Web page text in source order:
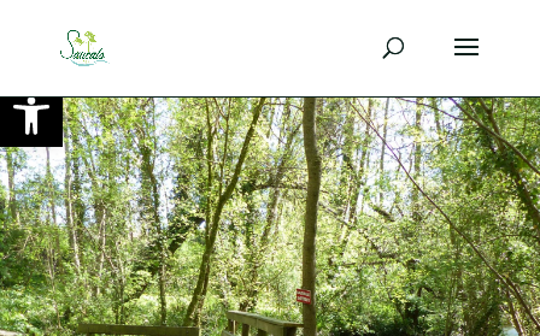
Ouvrir la barre d’outils